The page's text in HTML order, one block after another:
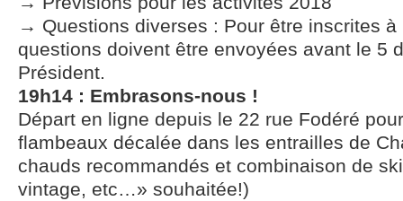
→ Questions diverses : Pour être inscrites à
questions doivent être envoyées avant le 5
Président.
19h14 : Embrasons-nous !
Départ en ligne depuis le 22 rue Fodéré
flambeaux décalée dans les entrailles de
chauds recommandés et combinaison de
vintage, etc…» souhaitée!)